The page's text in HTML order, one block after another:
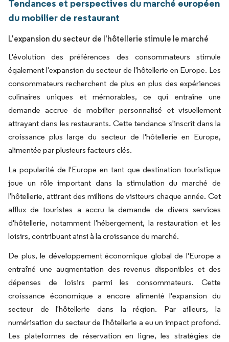
Tendances et perspectives du marché européen
du mobilier de restaurant
L'expansion du secteur de l'hôtellerie stimule le marché
L'évolution des préférences des consommateurs stimule
également l'expansion du secteur de l'hôtellerie en Europe. Les
consommateurs recherchent de plus en plus des expériences
culinaires uniques et mémorables, ce qui entraîne une
demande accrue de mobilier personnalisé et visuellement
attrayant dans les restaurants. Cette tendance s'inscrit dans la
croissance plus large du secteur de l'hôtellerie en Europe,
alimentée par plusieurs facteurs clés.
La popularité de l'Europe en tant que destination touristique
joue un rôle important dans la stimulation du marché de
l'hôtellerie, attirant des millions de visiteurs chaque année. Cet
afflux de touristes a accru la demande de divers services
d'hôtellerie, notamment l'hébergement, la restauration et les
loisirs, contribuant ainsi à la croissance du marché.
De plus, le développement économique global de l'Europe a
entraîné une augmentation des revenus disponibles et des
dépenses de loisirs parmi les consommateurs. Cette
croissance économique a encore alimenté l'expansion du
secteur de l'hôtellerie dans la région. Par ailleurs, la
numérisation du secteur de l'hôtellerie a eu un impact profond.
Les plateformes de réservation en ligne, les stratégies de